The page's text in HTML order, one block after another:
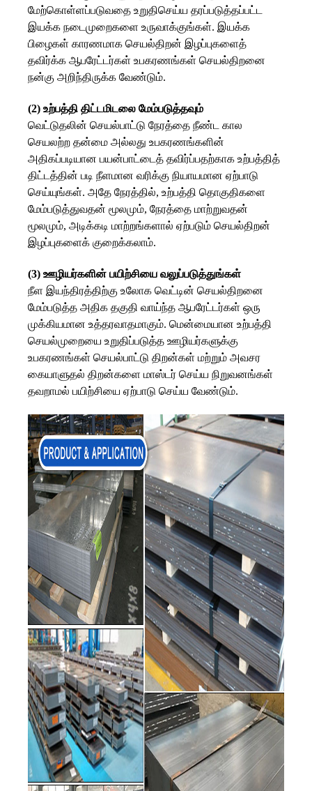
மேற்கொள்ளப்படுவதை உறுதிசெய்ய தரப்படுத்தப்பட்ட
இயக்க நடைமுறைகளை உருவாக்குங்கள். இயக்க
பிழைகள் காரணமாக செயல்திறன் இழப்புகளைத்
தவிர்க்க ஆபரேட்டர்கள் உபகரணங்கள் செயல்திறனை
நன்கு அறிந்திருக்க வேண்டும்.
(2) உற்பத்தி திட்டமிடலை மேம்படுத்தவும்
வெட்டுதலின் செயல்பாட்டு நேரத்தை நீண்ட கால
செயலற்ற தன்மை அல்லது உபகரணங்களின்
அதிகப்படியான பயன்பாட்டைத் தவிர்ப்பதற்காக உற்பத்தித்
திட்டத்தின் படி நீளமான வரிக்கு நியாயமான ஏற்பாடு
செய்யுங்கள். அதே நேரத்தில், உற்பத்தி தொகுதிகளை
மேம்படுத்துவதன் மூலமும், நேரத்தை மாற்றுவதன்
மூலமும், அடிக்கடி மாற்றங்களால் ஏற்படும் செயல்திறன்
இழப்புகளைக் குறைக்கலாம்.
(3) ஊழியர்களின் பயிற்சியை வலுப்படுத்துங்கள்
நீள இயந்திரத்திற்கு உலோக வெட்டின் செயல்திறனை
மேம்படுத்த அதிக தகுதி வாய்ந்த ஆபரேட்டர்கள் ஒரு
முக்கியமான உத்தரவாதமாகும். மென்மையான உற்பத்தி
செயல்முறையை உறுதிப்படுத்த ஊழியர்களுக்கு
உபகரணங்கள் செயல்பாட்டு திறன்கள் மற்றும் அவசர
கையாளுதல் திறன்களை மாஸ்டர் செய்ய நிறுவனங்கள்
தவறாமல் பயிற்சியை ஏற்பாடு செய்ய வேண்டும்.